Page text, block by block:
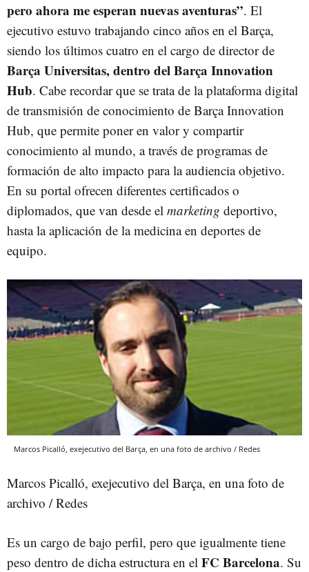
pero ahora me esperan nuevas aventuras”. El
ejecutivo estuvo trabajando cinco años en el Barça,
siendo los últimos cuatro en el cargo de director de
Barça Universitas, dentro del Barça Innovation
Hub. Cabe recordar que se trata de la plataforma digital
de transmisión de conocimiento de Barça Innovation
Hub, que permite poner en valor y compartir
conocimiento al mundo, a través de programas de
formación de alto impacto para la audiencia objetivo.
En su portal ofrecen diferentes certificados o
diplomados, que van desde el marketing deportivo,
hasta la aplicación de la medicina en deportes de
equipo.
Marcos Picalló, exejecutivo del Barça, en una foto de archivo / Redes
Marcos Picalló, exejecutivo del Barça, en una foto de
archivo / Redes
Es un cargo de bajo perfil, pero que igualmente tiene
peso dentro de dicha estructura en el FC Barcelona. Su